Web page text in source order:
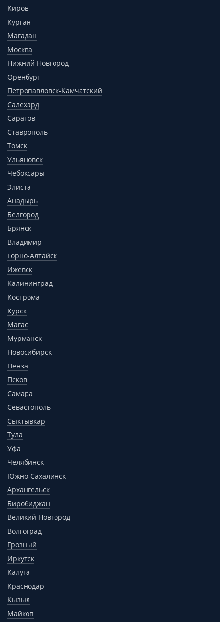
Киров
Курган
Магадан
Москва
Нижний Новгород
Оренбург
Петропавловск-Камчатский
Салехард
Саратов
Ставрополь
Томск
Ульяновск
Чебоксары
Элиста
Анадырь
Белгород
Брянск
Владимир
Горно-Алтайск
Ижевск
Калининград
Кострома
Курск
Магас
Мурманск
Новосибирск
Пенза
Псков
Самара
Севастополь
Сыктывкар
Тула
Уфа
Челябинск
Южно-Сахалинск
Архангельск
Биробиджан
Великий Новгород
Волгоград
Грозный
Иркутск
Калуга
Краснодар
Кызыл
Майкоп